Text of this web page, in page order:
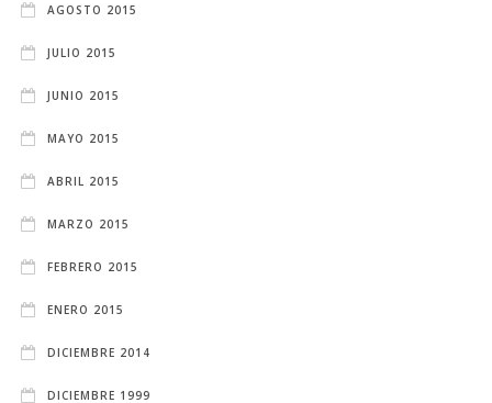
AGOSTO 2015
JULIO 2015
JUNIO 2015
MAYO 2015
ABRIL 2015
MARZO 2015
FEBRERO 2015
ENERO 2015
DICIEMBRE 2014
DICIEMBRE 1999